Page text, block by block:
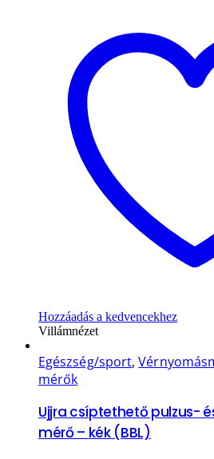
Hozzáadás a kedvencekhez
Villámnézet
Egészség/sport,
mérők
Ujjra csíptethető pulzus-
mérő – kék (BBL)